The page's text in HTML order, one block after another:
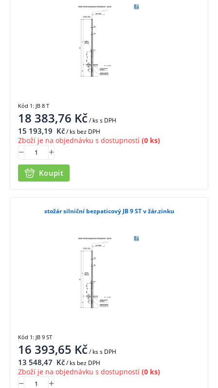
18 383,76 Kč/ kss DPH
15 193,19 Kč/ ks bez DPH
Zboží je na objednávku s dostupností (0 ks)
Koupit
Kód 1: JB 8 T
stožár silniční bezpaticový JB 9 ST v žár.zinku
16 393,65 Kč/ kss DPH
13 548,47 Kč/ ks bez DPH
Zboží je na objednávku s dostupností (0 ks)
Kód 1: JB 9 ST